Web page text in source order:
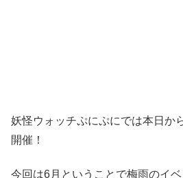
妖怪ウォッチぷにぷにでは本日か
開催！
今回は6月ということで梅雨のイ